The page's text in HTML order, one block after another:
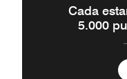
Cada
5.000